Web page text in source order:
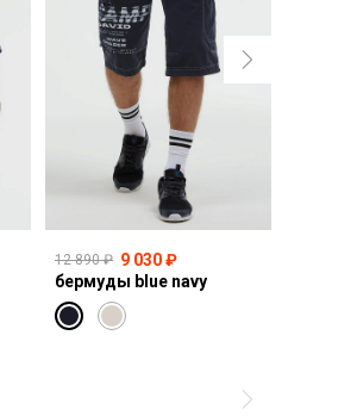
12 890 ₽ 9 030 ₽
бермуды blue navy